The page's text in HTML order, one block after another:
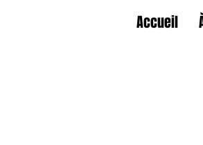
Accueil